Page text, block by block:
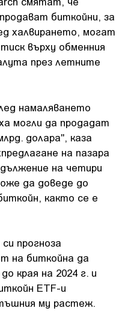
биткойни, за
халвирането, могат
върху обменния
през летните
намаляването
могли да продадат
долара", каза
на пазара
на четири
да доведе до
както се е
прогноза
на биткойна да
края на 2024 г. и
ETF-и
му растеж.